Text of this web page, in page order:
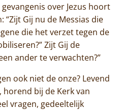
over Jezus hoort
“Zijt Gij nu de Messias die
die het verzet tegen de
Zijt Gij de
ander te verwachten?”
ook niet de onze? Levend
horend bij de Kerk van
vragen, gedeeltelijk